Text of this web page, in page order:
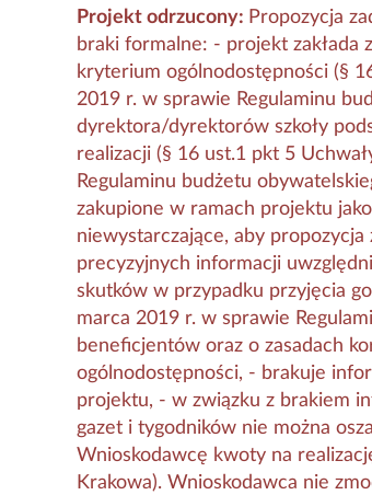
Projekt odrzucony: Propozycja
braki formalne: - projekt zakłada
kryterium ogólnodostępności (§
2019 r. w sprawie Regulaminu
dyrektora/dyrektorów szkoły
realizacji (§ 16 ust.1 pkt 5
Regulaminu budżetu
zakupione w ramach projektu
niewystarczające, aby propozycja
precyzyjnych informacji
skutków w przypadku przyjęcia
marca 2019 r. w sprawie
beneficjentów oraz o zasadach
ogólnodostępności, - brakuje
projektu, - w związku z brakiem
gazet i tygodników nie można
Wnioskodawcę kwoty na
Krakowa). Wnioskodawca nie